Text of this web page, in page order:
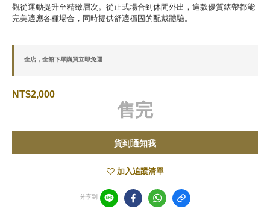
觀從運動提升至精緻層次。從正式場合到休閒外出，這款優質錶帶都能
完美適應各種場合，同時提供舒適穩固的配戴體驗。
全店，全館下單購買立即免運
NT$2,000
售完
貨到通知我
加入追蹤清單
分享到